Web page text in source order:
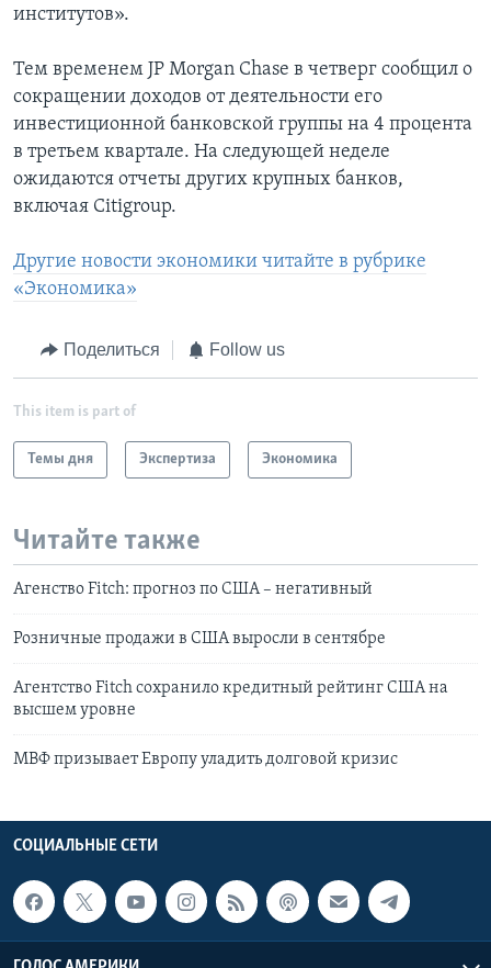
институтов».
Тем временем JP Morgan Chase в четверг сообщил о
сокращении доходов от деятельности его
инвестиционной банковской группы на 4 процента
в третьем квартале. На следующей неделе
ожидаются отчеты других крупных банков,
включая Citigroup.
Другие новости экономики читайте в рубрике
«Экономика»
Поделиться Follow us
This item is part of
Темы дня Экспертиза Экономика
Читайте также
Агенство Fitch: прогноз по США – негативный
Розничные продажи в США выросли в сентябре
Агентство Fitch сохранило кредитный рейтинг США на
высшем уровне
МВФ призывает Европу уладить долговой кризис
СОЦИАЛЬНЫЕ СЕТИ